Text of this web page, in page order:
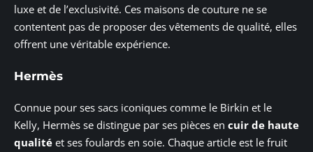
luxe et de l’exclusivité. Ces maisons de couture ne se
contentent pas de proposer des vêtements de qualité, elles
offrent une véritable expérience.
Hermès
Connue pour ses sacs iconiques comme le Birkin et le
Kelly, Hermès se distingue par ses pièces en cuir de haute
qualité et ses foulards en soie. Chaque article est le fruit